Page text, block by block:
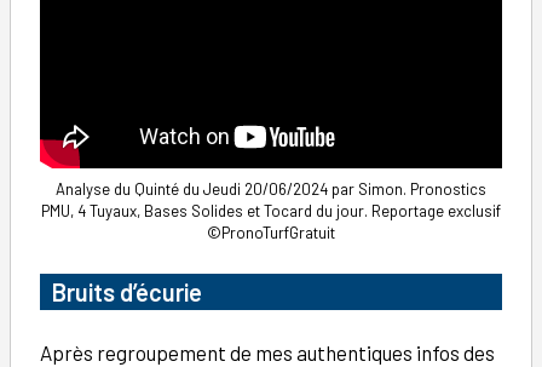
Analyse du Quinté du Jeudi 20/06/2024 par Simon. Pronostics
PMU, 4 Tuyaux, Bases Solides et Tocard du jour. Reportage exclusif
©PronoTurfGratuit
Bruits d’écurie
Après regroupement de mes authentiques infos des